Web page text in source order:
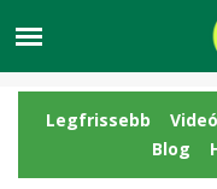
Legfrissebb
Blog